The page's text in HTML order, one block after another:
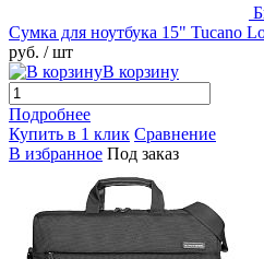
Сумка для ноутбука 15" Tucano
руб. / шт
В корзину
Подробнее
Купить в 1 клик Сравнение
В избранное Под заказ